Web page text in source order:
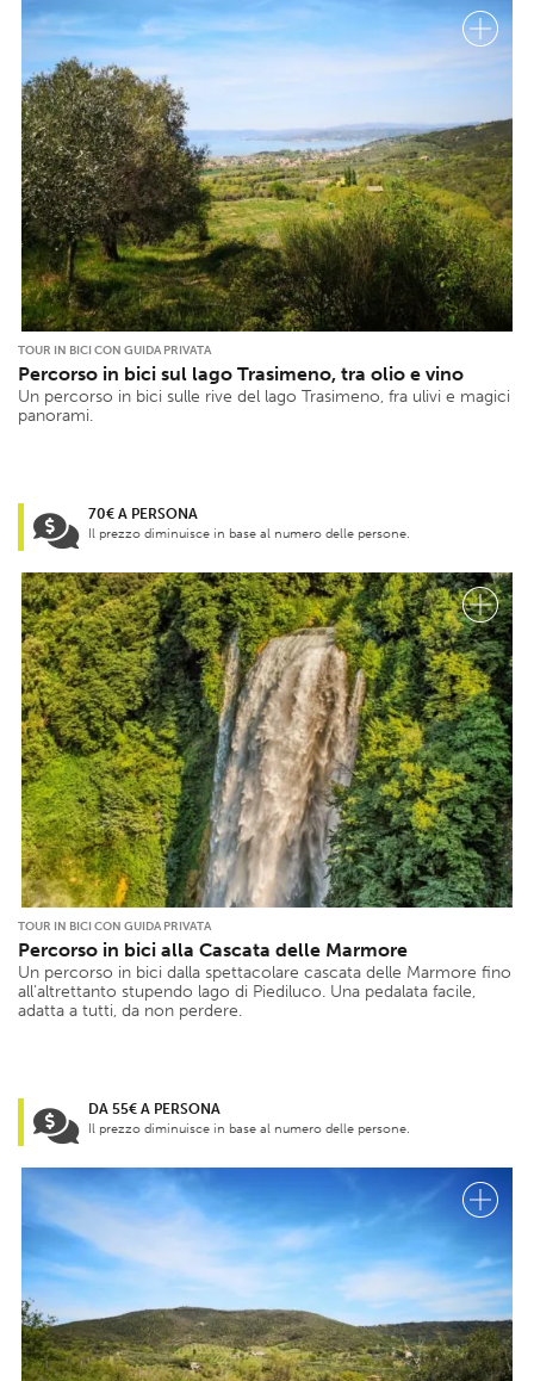
TOUR IN BICI CON GUIDA PRIVATA
Percorso in bici sul lago Trasimeno, tra olio e vino
Un percorso in bici sulle rive del lago Trasimeno, fra ulivi e magici
panorami.
70€ A PERSONA
Il prezzo diminuisce in base al numero delle persone.
TOUR IN BICI CON GUIDA PRIVATA
Percorso in bici alla Cascata delle Marmore
Un percorso in bici dalla spettacolare cascata delle Marmore fino
all’altrettanto stupendo lago di Piediluco. Una pedalata facile,
adatta a tutti, da non perdere.
DA 55€ A PERSONA
Il prezzo diminuisce in base al numero delle persone.